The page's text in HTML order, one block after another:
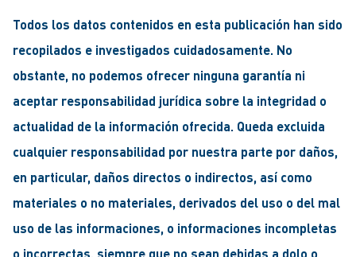
Todos los datos contenidos en esta publicación han sido
recopilados e investigados cuidadosamente. No
obstante, no podemos ofrecer ninguna garantía ni
aceptar responsabilidad jurídica sobre la integridad o
actualidad de la información ofrecida. Queda excluida
cualquier responsabilidad por nuestra parte por daños,
en particular, daños directos o indirectos, así como
materiales o no materiales, derivados del uso o del mal
uso de las informaciones, o informaciones incompletas
o incorrectas, siempre que no sean debidas a dolo o